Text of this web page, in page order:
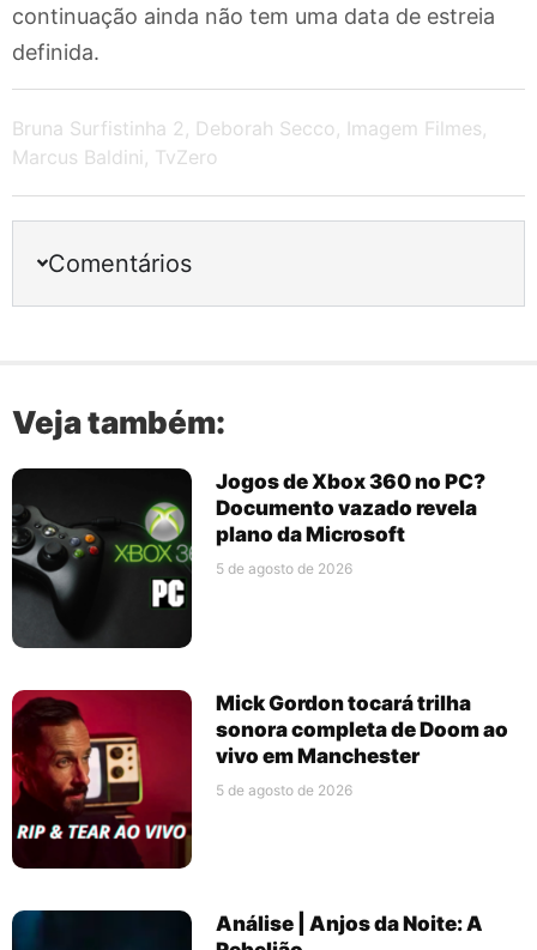
continuação ainda não tem uma data de estreia
definida.
Bruna Surfistinha 2 Deborah Secco Imagem Filmes
Marcus Baldini
TvZero
Comentários
Veja também:
Jogos de Xbox 360 no PC?
Documento vazado revela
plano da Microsoft
5 de agosto de 2026
Mick Gordon tocará trilha
sonora completa de Doom ao
vivo em Manchester
5 de agosto de 2026
Análise | Anjos da Noite: A